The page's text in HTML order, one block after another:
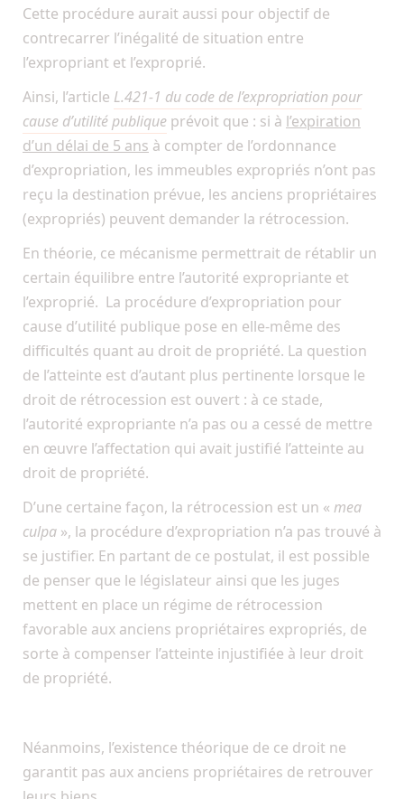
Cette procédure aurait aussi pour objectif de
contrecarrer l’inégalité de situation entre
l’expropriant et l’exproprié.
Ainsi, l’article L.421-1 du code de l’expropriation pour
cause d’utilité publique prévoit que : si à l’expiration
d’un délai de 5 ans à compter de l’ordonnance
d’expropriation, les immeubles expropriés n’ont pas
reçu la destination prévue, les anciens propriétaires
(expropriés) peuvent demander la rétrocession.
En théorie, ce mécanisme permettrait de rétablir un
certain équilibre entre l’autorité expropriante et
l’exproprié. La procédure d’expropriation pour
cause d’utilité publique pose en elle-même des
difficultés quant au droit de propriété. La question
de l’atteinte est d’autant plus pertinente lorsque le
droit de rétrocession est ouvert : à ce stade,
l’autorité expropriante n’a pas ou a cessé de mettre
en œuvre l’affectation qui avait justifié l’atteinte au
droit de propriété.
D’une certaine façon, la rétrocession est un « mea
culpa », la procédure d’expropriation n’a pas trouvé à
se justifier. En partant de ce postulat, il est possible
de penser que le législateur ainsi que les juges
mettent en place un régime de rétrocession
favorable aux anciens propriétaires expropriés, de
sorte à compenser l’atteinte injustifiée à leur droit
de propriété.
Néanmoins, l’existence théorique de ce droit ne
garantit pas aux anciens propriétaires de retrouver